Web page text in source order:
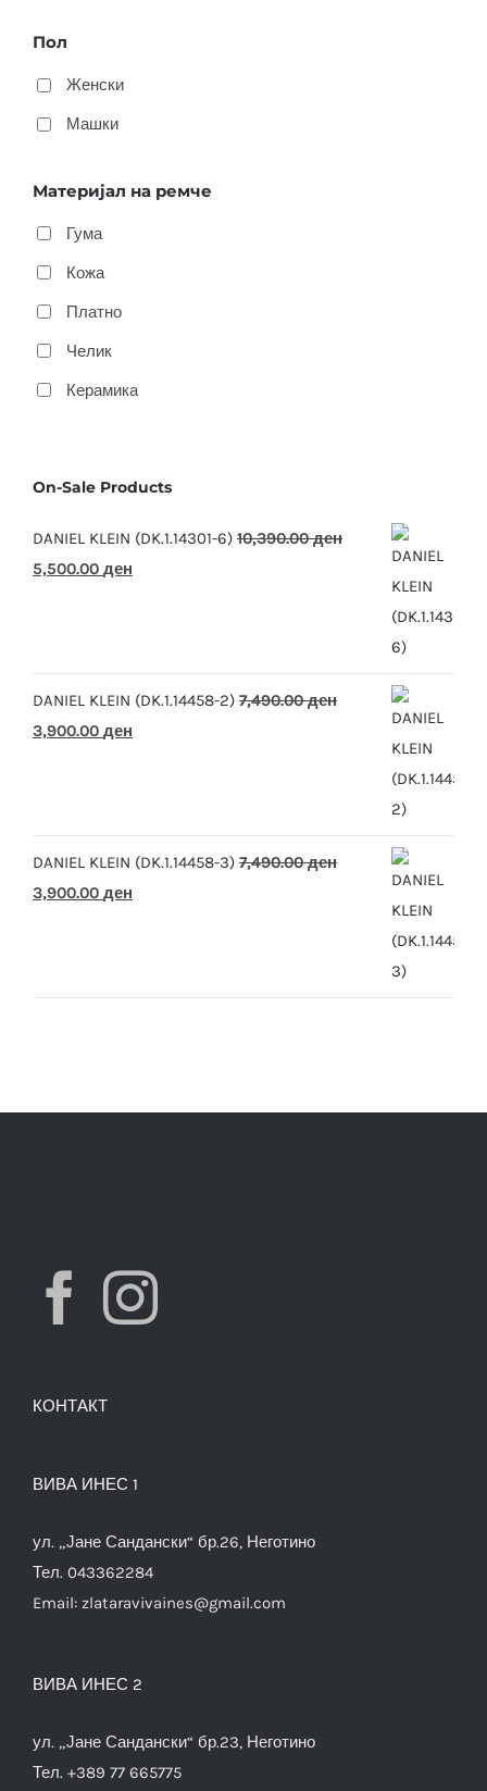
Пол
Женски
Машки
Материјал на ремче
Гума
Кожа
Платно
Челик
Керамика
On-Sale Products
DANIEL KLEIN (DK.1.14301-6) 10,390.00ден
Original
5,500.00 ден
DANIEL KLEIN (DK.1.14458-2) 7,490.00ден
Original
3,900.00 ден
DANIEL KLEIN (DK.1.14458-3) 7,490.00ден
Original
3,900.00 ден
КОНТАКТ
ВИВА ИНЕС 1
ул. „Јане Сандански“ бр.26, Неготино
Тел. 043362284
Email: zlataravivaines@gmail.com
ВИВА ИНЕС 2
ул. „Јане Сандански“ бр.23, Неготино
Тел. +389 77 665775